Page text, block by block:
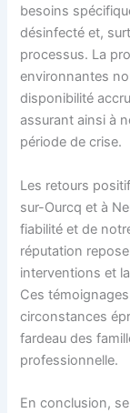
besoins
désinfecté et,
processus. La
environnantes
disponibilité
assurant ainsi à
période de crise.
Les retours
sur-Ourcq et à
fiabilité et de
réputation repose
interventions et
Ces
circonstances
fardeau des
professionnelle.
En conclusion,